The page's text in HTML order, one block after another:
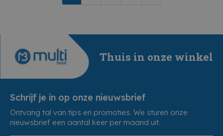
Thuis in onze winkel
Schrijf je in op onze nieuwsbrief
Ontvang tal van tips en promoties. We sturen onze
nieuwsbrief een aantal keer per maand uit.